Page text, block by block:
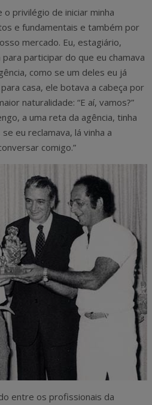
privilégio de iniciar minha
e fundamentais e também por
mercado. Eu, estagiário,
participar do que eu chamava
como se um deles eu já
casa, ele botava a cabeça por
naturalidade: “E aí, vamos?”
a uma reta da agência, tinha
eu reclamava, lá vinha a
comigo.”
entre os profissionais da